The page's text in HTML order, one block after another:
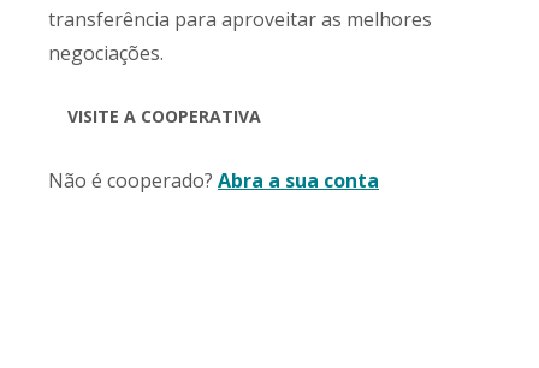
transferência para aproveitar as melhores
negociações.
VISITE A COOPERATIVA
Não é cooperado? Abra a sua conta